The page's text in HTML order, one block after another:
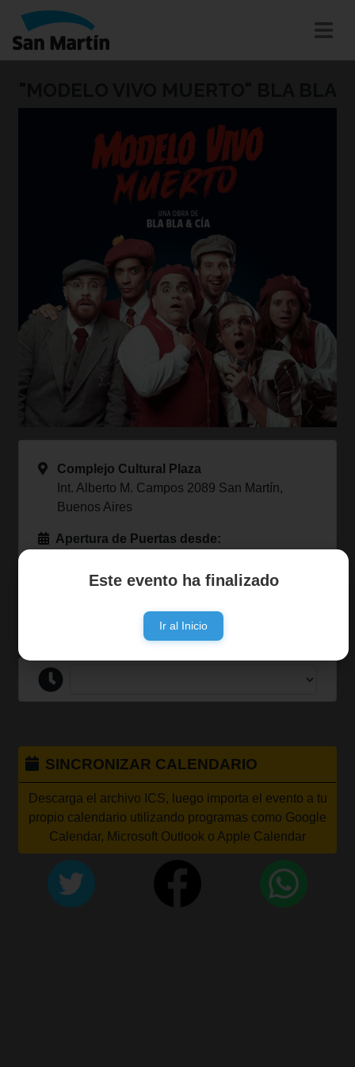
Este evento ha finalizado
Ir al Inicio
Complejo Cultural Plaza
Int. Alberto M. Campos 2089 San Martín,
Buenos Aires
Apertura de Puertas desde:
SINCRONIZAR CALENDARIO
Descarga el archivo ICS, luego importa el evento a tu
propio calendario utilizando programas como Google
Calendar, Microsoft Outlook o Apple Calendar